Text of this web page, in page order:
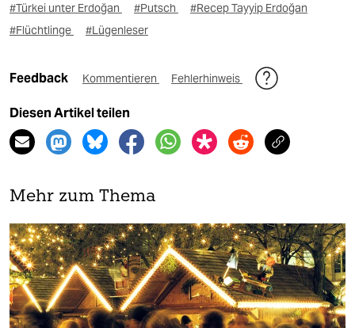
#Türkei unter Erdoğan
#Putsch
#Recep Tayyip Erdoğan
#Flüchtlinge
#Lügenleser
Feedback Kommentieren Fehlerhinweis
Diesen Artikel teilen
Mehr zum Thema